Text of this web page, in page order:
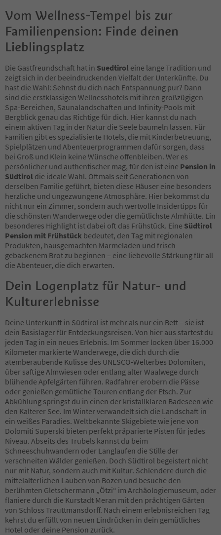
30
31
32
33
34
35
36
37
38
39
40
41
42
43
44
45
46
47
48
49
50
51
52
53
54
55
56
57
58
59
60
61
62
63
64
65
66
67
68
69
70
71
72
73
74
75
76
77
78
79
80
81
82
Vom Wellness-Tempel bis zur
Familienpension: Finde deinen
Lieblingsplatz
Die Gastfreundschaft hat in Suedtirol eine lange Tradition und
zeigt sich in der beeindruckenden Vielfalt der Unterkünfte. Du
hast die Wahl: Sehnst du dich nach Entspannung pur? Dann
sind die erstklassigen Wellnesshotels mit ihren großzügigen
Spa-Bereichen, Saunalandschaften und Infinity-Pools mit
Bergblick genau das Richtige für dich. Hier kannst du nach
einem aktiven Tag in der Natur die Seele baumeln lassen. Für
Familien gibt es spezialisierte Hotels, die mit Kinderbetreuung,
Spielplätzen und Abenteuerprogrammen dafür sorgen, dass
bei Groß und Klein keine Wünsche offenbleiben. Wer es
persönlicher und authentischer mag, für den ist eine Pension in
Südtirol die ideale Wahl. Oftmals seit Generationen von
derselben Familie geführt, bieten diese Häuser eine besonders
herzliche und ungezwungene Atmosphäre. Hier bekommst du
nicht nur ein Zimmer, sondern auch wertvolle Insidertipps für
die schönsten Wanderwege oder die gemütlichste Almhütte. Ein
besonderes Highlight ist dabei oft das Frühstück. Eine Südtirol
Pension mit Frühstück bedeutet, den Tag mit regionalen
Produkten, hausgemachten Marmeladen und frisch
gebackenem Brot zu beginnen – eine liebevolle Stärkung für all
die Abenteuer, die dich erwarten.
Dein Logenplatz für Natur- und
Kulturerlebnisse
Deine Unterkunft in Südtirol ist mehr als nur ein Bett – sie ist
dein Basislager für Entdeckungsreisen. Von hier aus startest du
jeden Tag in ein neues Erlebnis. Im Sommer locken über 16.000
Kilometer markierte Wanderwege, die dich durch die
atemberaubende Kulisse des UNESCO-Welterbes Dolomiten,
über saftige Almwiesen oder entlang alter Waalwege durch
blühende Apfelgärten führen. Radfahrer erobern die Pässe
oder genießen gemütliche Touren entlang der Etsch. Zur
Abkühlung springst du in einen der kristallklaren Badeseen wie
den Kalterer See. Im Winter verwandelt sich die Landschaft in
ein weißes Paradies. Weltbekannte Skigebiete wie jene von
Dolomiti Superski bieten perfekt präparierte Pisten für jedes
Niveau. Abseits des Trubels kannst du beim
Schneeschuhwandern oder Langlaufen die Stille der
verschneiten Wälder genießen. Doch Südtirol begeistert nicht
nur mit Natur, sondern auch mit Kultur. Schlendere durch die
mittelalterlichen Lauben von Bozen und besuche den
berühmten Gletschermann „Ötzi“ im Archäologiemuseum, oder
flaniere durch die Kurstadt Meran mit den prächtigen Gärten
von Schloss Trauttmansdorff. Nach einem erlebnisreichen Tag
kehrst du erfüllt von neuen Eindrücken in dein gemütliches
Hotel oder deine Pension zurück.